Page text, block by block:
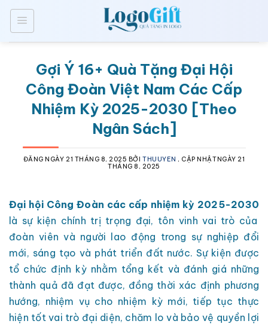
Bỏ
nội
Gợi Ý 16+ Quà Tặng Đại Hội
Công Đoàn Việt Nam Các Cấp
Nhiệm Kỳ 2025-2030 [Theo
Ngân Sách]
ĐĂNG NGÀY 21 THÁNG 8, 2025 BỞITHUUYEN , CẬP NHẬTNGÀY 21
THÁNG 8, 2025
Đại hội Công Đoàn các cấp nhiệm kỳ 2025-2030
là sự kiện chính trị trọng đại, tôn vinh vai trò của
đoàn viên và người lao động trong sự nghiệp đổi
mới, sáng tạo và phát triển đất nước. Sự kiện được
tổ chức định kỳ nhằm tổng kết và đánh giá những
thành quả đã đạt được, đồng thời xác định phương
hướng, nhiệm vụ cho nhiệm kỳ mới, tiếp tục thực
hiện tốt vai trò đại diện, chăm lo và bảo vệ quyền lợi